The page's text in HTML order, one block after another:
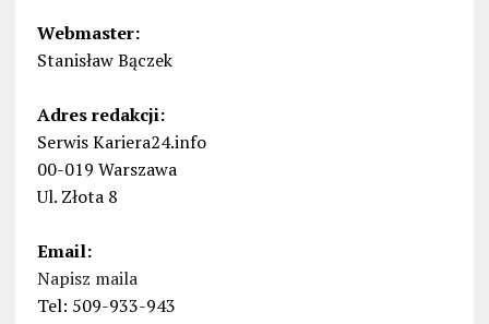
Webmaster:
Stanisław Bączek
Adres redakcji:
Serwis Kariera24.info
00-019 Warszawa
Ul. Złota 8
Email:
Napisz maila
Tel: 509-933-943